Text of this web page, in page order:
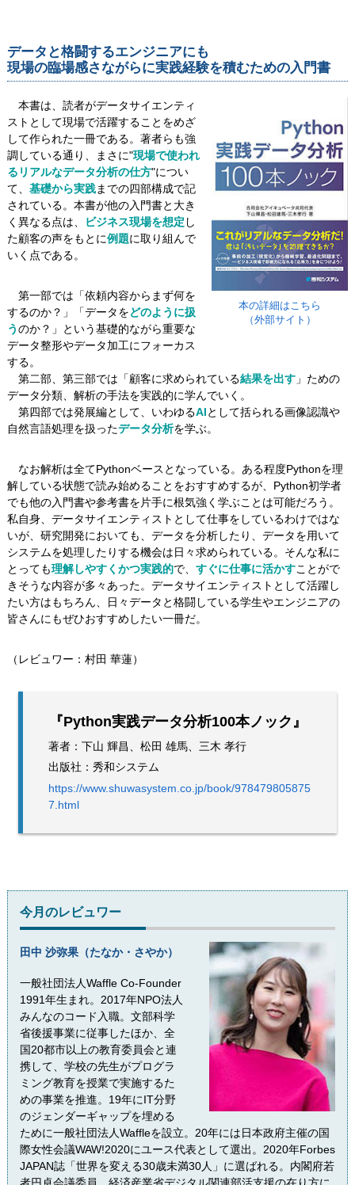
データと格闘するエンジニアにも
現場の臨場感さながらに実践経験を積むための入門書
本の詳細はこちら
（外部サイト）
本書は、読者がデータサイエンティ
ストとして現場で活躍することをめざ
して作られた一冊である。著者らも強
調している通り、まさに"現場で使われ
るリアルなデータ分析の仕方"につい
て、 基礎から実践までの四部構成で記
されている。本書が他の入門書と大き
く異なる点は、
ビジネス現場を想定 し
た顧客の声をもとに例題に取り組んで
いく点である。
第一部では「依頼内容からまず何を
するのか？」「データをどのように扱
うのか？」という基礎的ながら重要な
データ整形やデータ加工にフォーカス
する。
第二部、第三部では「顧客に求められている結果を出す」ための
データ分類、解析の手法を実践的に学んでいく。
第四部では発展編として、いわゆるAIとして括られる画像認識や
自然言語処理を扱ったデータ分析を学ぶ。
なお解析は全てPythonベースとなっている。ある程度Pythonを理
解している状態で読み始めることをおすすめするが、Python初学者
でも他の入門書や参考書を片手に根気強く学ぶことは可能だろう。
私自身、データサイエンティストとして仕事をしているわけではな
いが、研究開発においても、データを分析したり、データを用いて
システムを処理したりする機会は日々求められている。そんな私に
とっても理解しやすくかつ実践的で、 すぐに仕事に活かすことがで
きそうな内容が多々あった。データサイエンティストとして活躍し
たい方はもちろん、日々データと格闘している学生やエンジニアの
皆さんにもぜひおすすめしたい一冊だ。
（レビュワー：村田 華蓮）
『Python実践データ分析100本ノック』
著者：下山 輝昌、松田 雄馬、三木 孝行
出版社：秀和システム
https://www.shuwasystem.co.jp/book/978479805875
7.html
今月のレビュワー
田中 沙弥果（たなか・さやか）
一般社団法人Waffle Co-Founder
1991年生まれ。2017年NPO法人
みんなのコード入職。文部科学
省後援事業に従事したほか、全
国20都市以上の教育委員会と連
携して、学校の先生がプログラ
ミング教育を授業で実施するた
めの事業を推進。19年にIT分野
のジェンダーギャップを埋める
ために一般社団法人Waffleを設立。20年には日本政府主催の国
際女性会議WAW!2020にユース代表として選出。2020年Forbes
JAPAN誌「世界を変える30歳未満30人」に選ばれる。内閣府若